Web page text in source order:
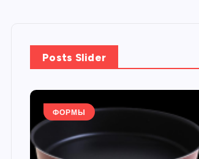
Posts Slider
ФОРМЫ